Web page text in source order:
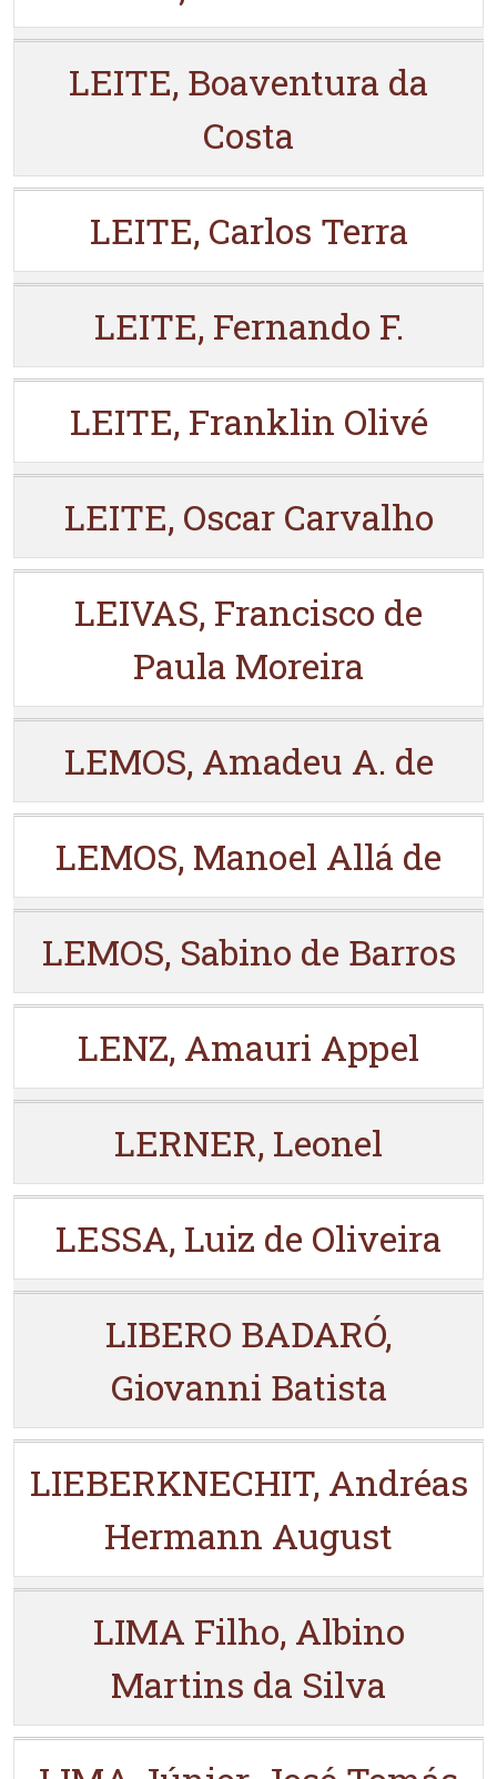
LEITE, Boaventura da
Costa
LEITE, Carlos Terra
LEITE, Fernando F.
LEITE, Franklin Olivé
LEITE, Oscar Carvalho
LEIVAS, Francisco de
Paula Moreira
LEMOS, Amadeu A. de
LEMOS, Manoel Allá de
LEMOS, Sabino de Barros
LENZ, Amauri Appel
LERNER, Leonel
LESSA, Luiz de Oliveira
LIBERO BADARÓ,
Giovanni Batista
LIEBERKNECHIT, Andréas
Hermann August
LIMA Filho, Albino
Martins da Silva